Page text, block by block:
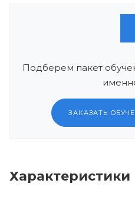
Подберем пакет
ЗАКАЗАТЬ
Характеристики